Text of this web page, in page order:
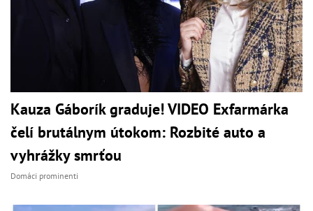
Kauza Gáborík graduje! VIDEO Exfarmárka
čelí brutálnym útokom: Rozbité auto a
vyhrážky smrťou
Domáci prominenti